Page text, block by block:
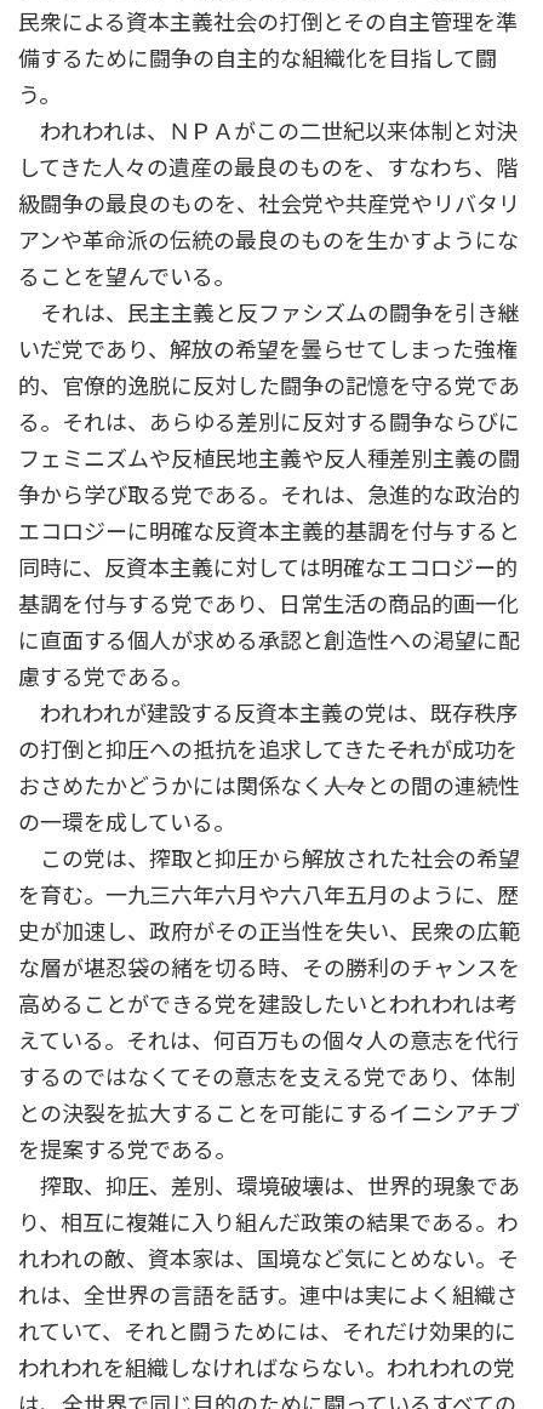
民衆による資本主義社会の打倒とその自主管理を準
備するために闘争の自主的な組織化を目指して闘
う。
われわれは、ＮＰＡがこの二世紀以来体制と対決
してきた人々の遺産の最良のものを、すなわち、階
級闘争の最良のものを、社会党や共産党やリバタリ
アンや革命派の伝統の最良のものを生かすようにな
ることを望んでいる。
それは、民主主義と反ファシズムの闘争を引き継
いだ党であり、解放の希望を曇らせてしまった強権
的、官僚的逸脱に反対した闘争の記憶を守る党であ
る。それは、あらゆる差別に反対する闘争ならびに
フェミニズムや反植民地主義や反人種差別主義の闘
争から学び取る党である。それは、急進的な政治的
エコロジーに明確な反資本主義的基調を付与すると
同時に、反資本主義に対しては明確なエコロジー的
基調を付与する党であり、日常生活の商品的画一化
に直面する個人が求める承認と創造性への渇望に配
慮する党である。
われわれが建設する反資本主義の党は、既存秩序
の打倒と抑圧への抵抗を追求してきた――それが成功を
おさめたかどうかには関係なく――人々との間の連続性
の一環を成している。
この党は、搾取と抑圧から解放された社会の希望
を育む。一九三六年六月や六八年五月のように、歴
史が加速し、政府がその正当性を失い、民衆の広範
な層が堪忍袋の緒を切る時、その勝利のチャンスを
高めることができる党を建設したいとわれわれは考
えている。それは、何百万もの個々人の意志を代行
するのではなくてその意志を支える党であり、体制
との決裂を拡大することを可能にするイニシアチブ
を提案する党である。
搾取、抑圧、差別、環境破壊は、世界的現象であ
り、相互に複雑に入り組んだ政策の結果である。わ
れわれの敵、資本家は、国境など気にとめない。そ
れは、全世界の言語を話す。連中は実によく組織さ
れていて、それと闘うためには、それだけ効果的に
われわれを組織しなければならない。われわれの党